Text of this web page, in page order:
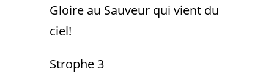
Gloire au Sauveur qui vient du
ciel!
Strophe 3